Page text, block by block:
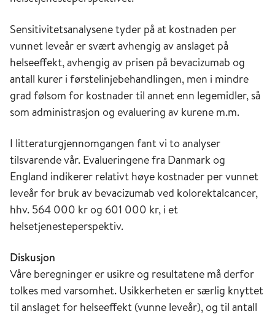
Sensitivitetsanalysene tyder på at kostnaden per
vunnet leveår er svært avhengig av anslaget på
helseeffekt, avhengig av prisen på bevacizumab og
antall kurer i førstelinjebehandlingen, men i mindre
grad følsom for kostnader til annet enn legemidler, så
som administrasjon og evaluering av kurene m.m.
I litteraturgjennomgangen fant vi to analyser
tilsvarende vår. Evalueringene fra Danmark og
England indikerer relativt høye kostnader per vunnet
leveår for bruk av bevacizumab ved kolorektalcancer,
hhv. 564 000 kr og 601 000 kr, i et
helsetjenesteperspektiv.
Diskusjon
Våre beregninger er usikre og resultatene må derfor
tolkes med varsomhet. Usikkerheten er særlig knyttet
til anslaget for helseeffekt (vunne leveår), og til antall